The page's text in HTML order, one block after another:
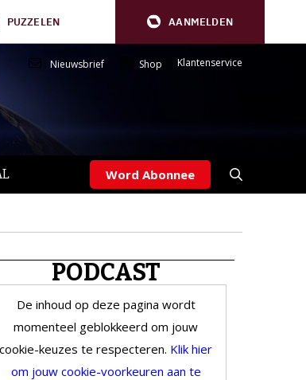
PUZZELEN AANMELDEN
Nieuwsbrief Shop Klantenservice
Word Abonnee
PODCAST
De inhoud op deze pagina wordt
momenteel geblokkeerd om jouw
cookie-keuzes te respecteren. Klik hier
om jouw cookie-voorkeuren aan te